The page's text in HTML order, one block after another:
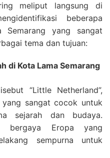
meliput langsung di
beberapa
yang sangat
tema dan tujuan:
di Kota Lama Semarang
“Little Netherland”,
yang sangat cocok untuk
sejarah dan budaya.
bergaya Eropa yang
sempurna untuk